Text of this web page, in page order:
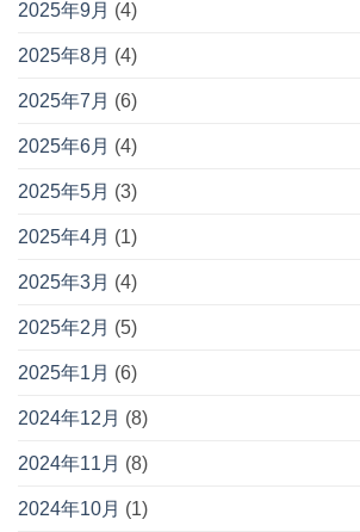
2025年9月 (4)
2025年8月 (4)
2025年7月 (6)
2025年6月 (4)
2025年5月 (3)
2025年4月 (1)
2025年3月 (4)
2025年2月 (5)
2025年1月 (6)
2024年12月 (8)
2024年11月 (8)
2024年10月 (1)